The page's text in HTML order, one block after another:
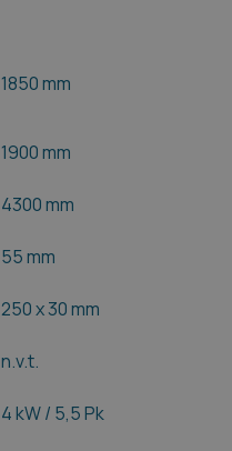
1850 mm
1900 mm
4300 mm
55 mm
250 x 30 mm
n.v.t.
4 kW / 5,5 Pk